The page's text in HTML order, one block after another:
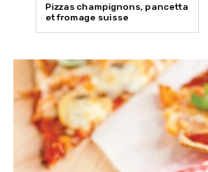
Pizzas champignons, pancetta
et fromage suisse